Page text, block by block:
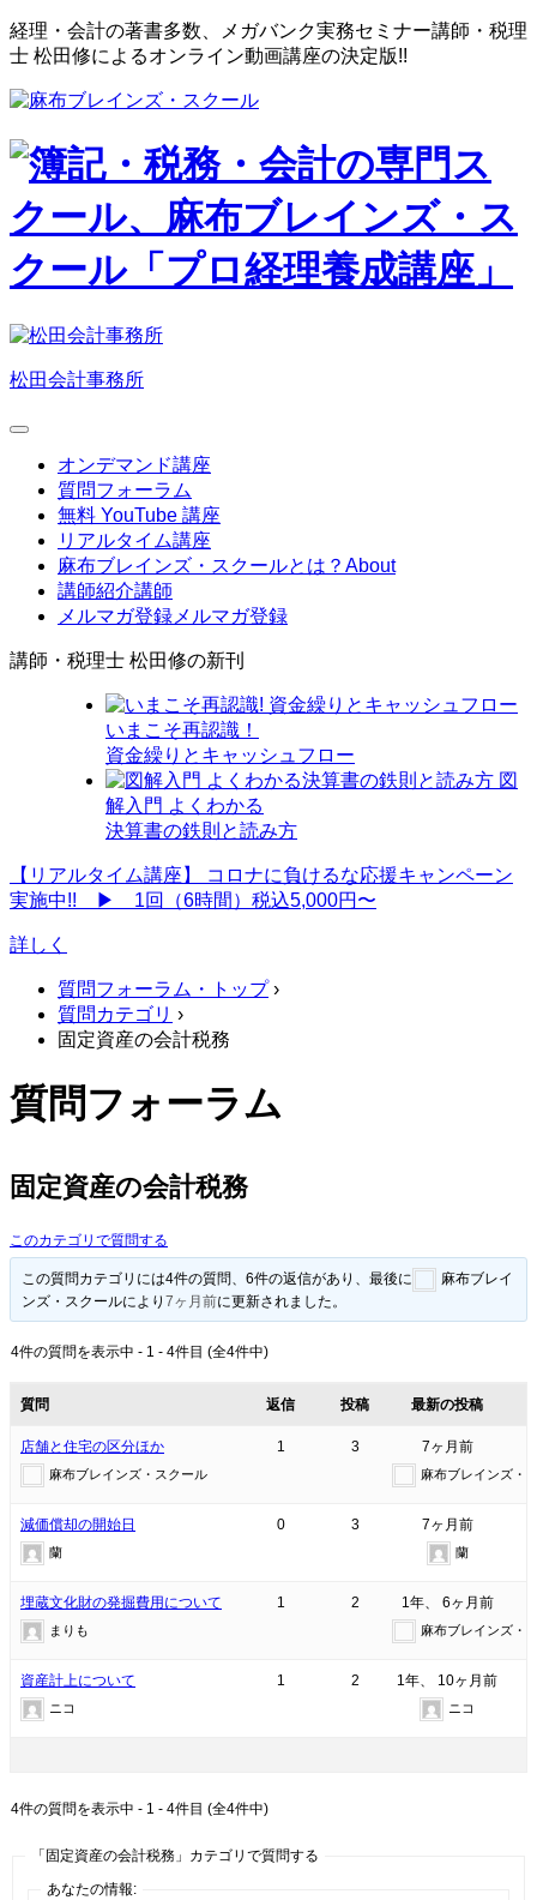
経理・会計の著書多数、メガバンク実務セミナー講師・税理
士 松田修によるオンライン動画講座の決定版!!
松田会計事務所
オンデマンド講座
質問フォーラム
無料 YouTube 講座
リアルタイム講座
麻布ブレインズ・スクールとは？ About
講師紹介講師
メルマガ登録 メルマガ登録
講師・税理士 松田修の新刊
いまこそ再認識！
資金繰りとキャッシュフロー
図
解入門 よくわかる
決算書の鉄則と読み方
【リアルタイム講座】
コロナに負けるな応援キャンペーン
実施中!! ▶ 1回（6時間）税込5,000円〜
詳しく
質問フォーラム・トップ ›
質問カテゴリ ›
固定資産の会計税務
質問フォーラム
固定資産の会計税務
このカテゴリで質問する
この質問カテゴリには4件の質問、6件の返信があり、最後に
麻布ブレイ
ンズ・スクールにより7ヶ月前に更新されました。
4件の質問を表示中 - 1 - 4件目 (全4件中)
質問 返信 投稿 最新の投稿
店舗と住宅の区分ほか
麻布ブレインズ・スクール
1 3 7ヶ月前
麻布ブレインズ・
減価償却の開始日
蘭
0 3 7ヶ月前
蘭
埋蔵文化財の発掘費用について
まりも
1 2 1年、 6ヶ月前
麻布ブレインズ・
資産計上について
ニコ
1 2 1年、 10ヶ月前
ニコ
4件の質問を表示中 - 1 - 4件目 (全4件中)
「固定資産の会計税務」カテゴリで質問する
あなたの情報: